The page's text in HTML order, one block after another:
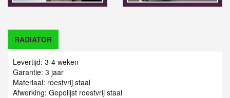
RADIATOR
Levertijd: 3-4 weken
Garantie: 3 jaar
Materiaal: roestvrij staal
Afwerking: Gepolijst roestvrij staal